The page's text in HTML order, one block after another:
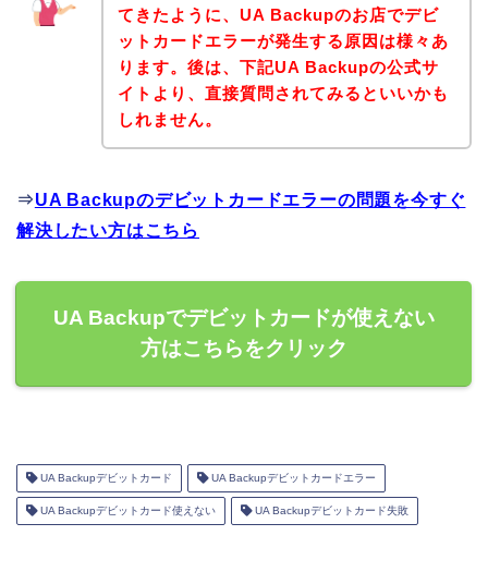
てきたように、UA Backupのお店でデビ
ットカードエラーが発生する原因は様々あ
ります。後は、下記UA Backupの公式サ
イトより、直接質問されてみるといいかも
しれません。
⇒UA Backupのデビットカードエラーの問題を今すぐ
解決したい方はこちら
UA Backupでデビットカードが使えない
方はこちらをクリック
UA Backupデビットカード UA Backupデビットカードエラー
UA Backupデビットカード使えない UA Backupデビットカード失敗